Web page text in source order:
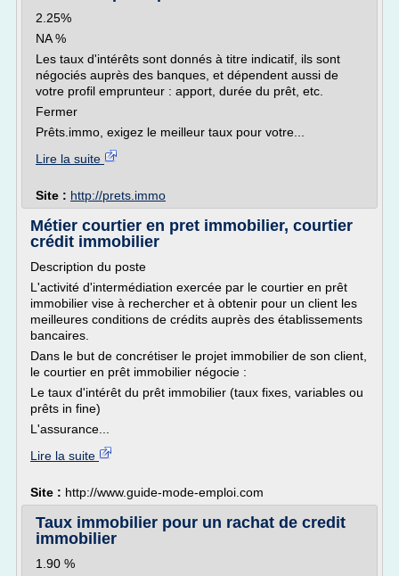
2.25%
NA %
Les taux d'intérêts sont donnés à titre indicatif, ils sont
négociés auprès des banques, et dépendent aussi de
votre profil emprunteur : apport, durée du prêt, etc.
Fermer
Prêts.immo, exigez le meilleur taux pour votre...
Lire la suite
Site : http://prets.immo
Métier courtier en pret immobilier, courtier
crédit immobilier
Description du poste
L'activité d'intermédiation exercée par le courtier en prêt
immobilier vise à rechercher et à obtenir pour un client les
meilleures conditions de crédits auprès des établissements
bancaires.
Dans le but de concrétiser le projet immobilier de son client,
le courtier en prêt immobilier négocie :
Le taux d'intérêt du prêt immobilier (taux fixes, variables ou
prêts in fine)
L'assurance...
Lire la suite
Site : http://www.guide-mode-emploi.com
Taux immobilier pour un rachat de credit
immobilier
1.90 %